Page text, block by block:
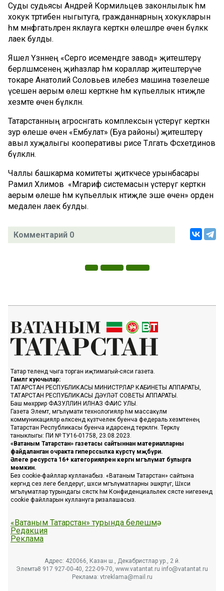
Суды судьясы Андрей Кормильцев законлылык һәм
хокук тәртибен ныгытуга, гражданнарның хокукларын
һәм мәнфәгатьләрен яклауга керткән өлешләре өчен бүләккә
лаек булды.
Яшел Үзәннең «Серго исемендәге завод» җитештерү
берләшмәсенең җиһазлар һәм кораллар җитештерүче
токаре Анатолий Соловьев илебез машина төзелеше
үсешенә аерым өлеш керткәне һәм күпьеллык нәтиҗәле
хезмәте өчен бүләкләнә.
Татарстанның агросәнәгать комплексын үстерүгә керткән
зур өлеше өчен «Ембулат» (Буа районы) җитештерү
авыл хуҗалыгы кооперативы рәисе Тәлгать Фәсхетдинов
бүләкләнә.
Чаллы башкарма комитеты җитәкчесе урынбасары
Рамил Хәлимов «Мәгариф системасын үстерүгә керткән
аерым өлеше һәм күпьеллык нәтиҗәле эше өчен» орден
медаленә лаек булды.
Комментарий 0
Татар телендә чыга торган иҗтимагый-сәяси газета.
Гамәлгә куючылар:
ТАТАРСТАН РЕСПУБЛИКАСЫ МИНИСТРЛАР КАБИНЕТЫ АППАРАТЫ,
ТАТАРСТАН РЕСПУБЛИКАСЫ ДӘҮЛӘТ СОВЕТЫ АППАРАТЫ.
Баш мөхәррир ФАЗУЛЛИН ИЛНАЗ ФАИС УЛЫ.
Газета Элемтә, мәгълүмати технологияләр һәм массакүләм
коммуникацияләр өлкәсендә күзәтчелек буенча федераль хезмәтенең
Татарстан Республикасы буенча идарәсендә теркәлгән. Теркәлү
таныклыгы: ПИ № ТУ16-01758, 23.08.2023.
«Ватаным Татарстан» газетасы сайтыннан материалларны
файдаланган очракта гиперссылка күрсәтү мәҗбүри.
Әлеге ресурста 16+ категорияләренә кергән мәгълүмат булырга
мөмкин.
Без cookie-файллар кулланабыз. «Ватаным Татарстан» сайтына
кергәндә сез әлеге белдерүгә, шәхси мәгълүматларны эшкәртүгә, Шәхси
мәгълүматлар турындагы сәясәткә һәм Конфиденциальлек сәясәте нигезендә
cookie файлларын куллануга ризалашасыз.
«Ватаным Татарстан» турында белешмә
Редакция
Реклама
Адрес: 420066, Казан ш., Декабристлар ур., 2 й.
Элемтә: 8 917 927-00-40, 222-09-70, www.vatantat.ru info@vatantat.ru
Реклама: vtreklama@mail.ru